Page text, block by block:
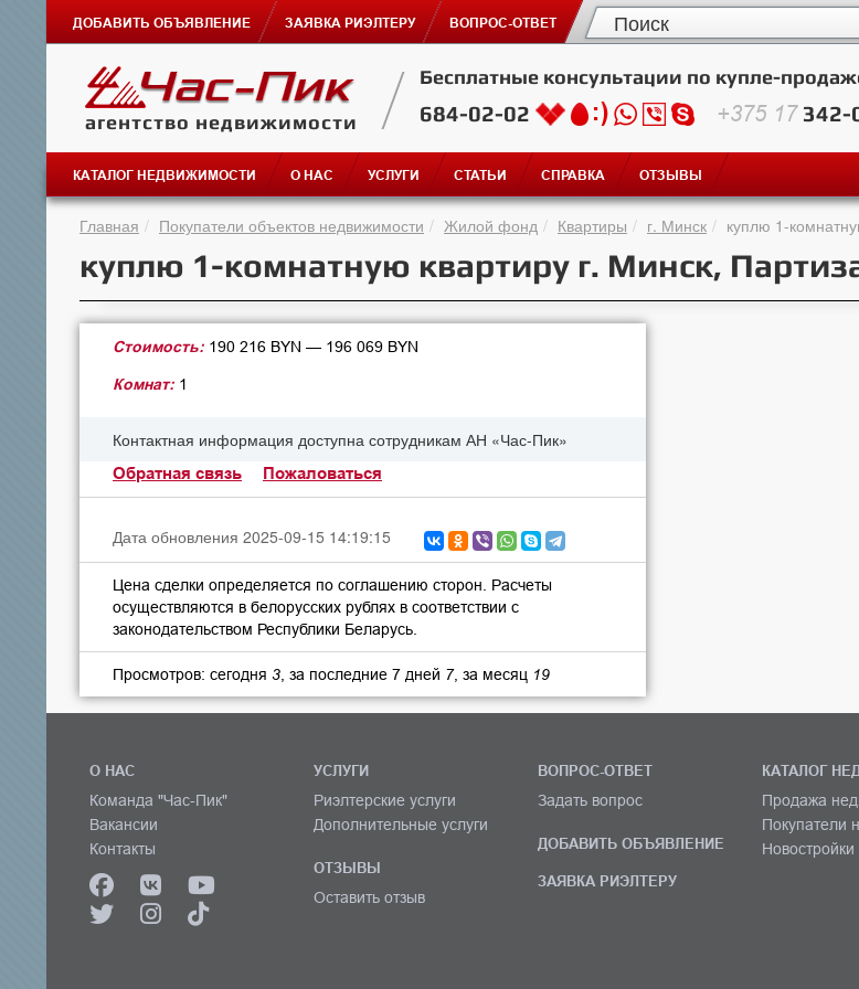
ДОБАВИТЬ ОБЪЯВЛЕНИЕ ЗАЯВКА РИЭЛТЕРУ ВОПРОС-ОТВЕТ
агентство недвижимости
Бесплатные консультации по купле-
684-02-02 +375 17342-
КАТАЛОГ НЕДВИЖИМОСТИ О НАС УСЛУГИ СТАТЬИ СПРАВКА ОТЗЫВЫ
Главная Покупатели объектов недвижимости Жилой фонд Квартиры г. Минск куплю 1-
куплю 1-комнатную квартиру г. Минск,
Стоимость: 190 216 BYN — 196 069 BYN
Комнат: 1
Контактная информация доступна сотрудникам АН «Час-Пик»
Обратная связь Пожаловаться
Дата обновления 2025-09-15 14:19:15
Цена сделки определяется по соглашению сторон. Расчеты
осуществляются в белорусских рублях в соответствии с
законодательством Республики Беларусь.
Просмотров: сегодня 3 , за последние 7 дней 7, за месяц 19
О НАС
Команда "Час-Пик"
Вакансии
Контакты
УСЛУГИ
Риэлтерские услуги
Дополнительные услуги
ОТЗЫВЫ
Оставить отзыв
ВОПРОС-ОТВЕТ
Задать вопрос
ДОБАВИТЬ ОБЪЯВЛЕНИЕ
ЗАЯВКА РИЭЛТЕРУ
КАТАЛОГ
Продажа
Покупатели
Новостройки